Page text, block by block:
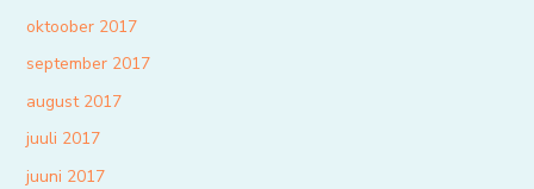
oktoober 2017
september 2017
august 2017
juuli 2017
juuni 2017